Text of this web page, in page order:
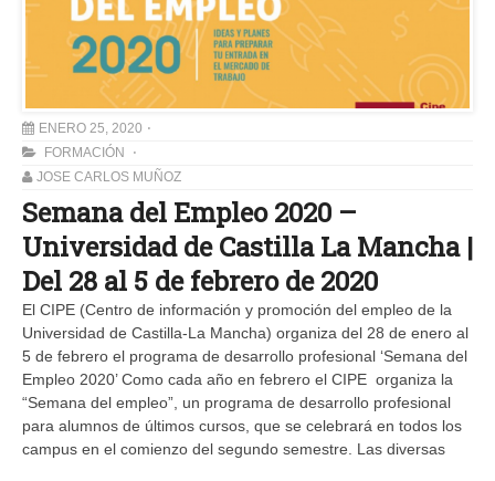
ENERO 25, 2020
FORMACIÓN
JOSE CARLOS MUÑOZ
Semana del Empleo 2020 –
Universidad de Castilla La Mancha |
Del 28 al 5 de febrero de 2020
El CIPE (Centro de información y promoción del empleo de la
Universidad de Castilla-La Mancha) organiza del 28 de enero al
5 de febrero el programa de desarrollo profesional ‘Semana del
Empleo 2020’ Como cada año en febrero el CIPE organiza la
“Semana del empleo”, un programa de desarrollo profesional
para alumnos de últimos cursos, que se celebrará en todos los
campus en el comienzo del segundo semestre. Las diversas